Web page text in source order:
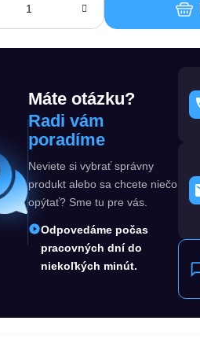
Máte otázku?
Radi vám
poradíme
Neviete si vybrať správny
produkt alebo sa chcete niečo
opýtať? Sme tu pre vás.
Odpovedáme počas
pracovných dní do
niekoľkých minút.